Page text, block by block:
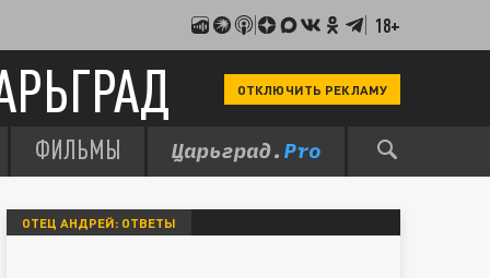
18+
ОТКЛЮЧИТЬ РЕКЛАМУ
ФИЛЬМЫ
ОТЕЦ АНДРЕЙ: ОТВЕТЫ